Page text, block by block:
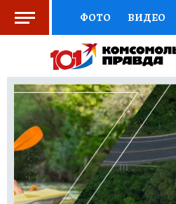
ФОТО ВИДЕО
СОЦПОДДЕРЖКА
ВЫБОР
КНИЖНАЯ ПОЛКА
ПРЕСС-ЦЕНТР
РАДИО КП